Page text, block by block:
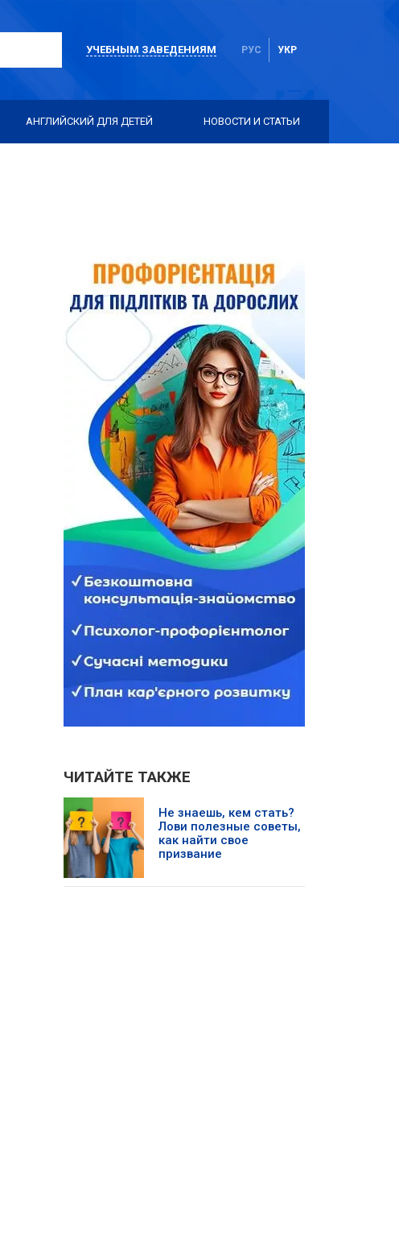
УЧЕБНЫМ ЗАВЕДЕНИЯМ РУС УКР
АНГЛИЙСКИЙ ДЛЯ ДЕТЕЙ НОВОСТИ И СТАТЬИ
ЧИТАЙТЕ ТАКЖЕ
Не знаешь, кем стать?
Лови полезные советы,
как найти свое
призвание